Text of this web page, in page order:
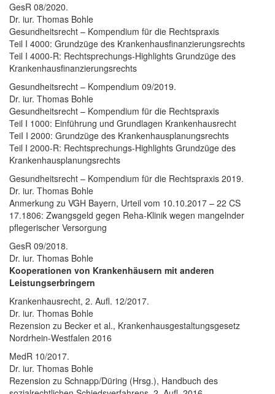
GesR 08/2020.
Dr. iur. Thomas Bohle
Gesundheitsrecht – Kompendium für die Rechtspraxis
Teil I 4000: Grundzüge des Krankenhausfinanzierungsrechts
Teil I 4000-R: Rechtsprechungs-Highlights Grundzüge des
Krankenhausfinanzierungsrechts
Gesundheitsrecht – Kompendium 09/2019.
Dr. iur. Thomas Bohle
Gesundheitsrecht – Kompendium für die Rechtspraxis
Teil I 1000: Einführung und Grundlagen Krankenhausrecht
TeiI I 2000: Grundzüge des Krankenhausplanungsrechts
Teil I 2000-R: Rechtsprechungs-Highlights Grundzüge des
Krankenhausplanungsrechts
Gesundheitsrecht – Kompendium für die Rechtspraxis 2019.
Dr. iur. Thomas Bohle
Anmerkung zu VGH Bayern, Urteil vom 10.10.2017 – 22 CS
17.1806: Zwangsgeld gegen Reha-Klinik wegen mangelnder
pflegerischer Versorgung
GesR 09/2018.
Dr. iur. Thomas Bohle
Kooperationen von Krankenhäusern mit anderen
Leistungserbringern
Krankenhausrecht, 2. Aufl. 12/2017.
Dr. iur. Thomas Bohle
Rezension zu Becker et al., Krankenhausgestaltungsgesetz
Nordrhein-Westfalen 2016
MedR 10/2017.
Dr. iur. Thomas Bohle
Rezension zu Schnapp/Düring (Hrsg.), Handbuch des